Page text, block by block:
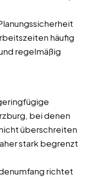
häufig
regelmäßig
bei denen
überschreiten
stark begrenzt
richtet